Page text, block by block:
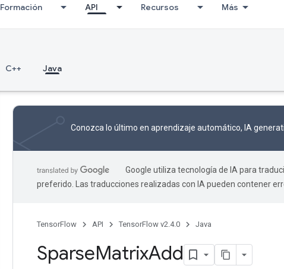
Formación API Recursos Más
C++ Java
Conozca lo último en aprendizaje automático, IA
Google utiliza tecnología de IA para
preferido. Las traducciones realizadas con IA pueden contener
TensorFlow API TensorFlow v2.4.0 Java
SparseMatrixAdd